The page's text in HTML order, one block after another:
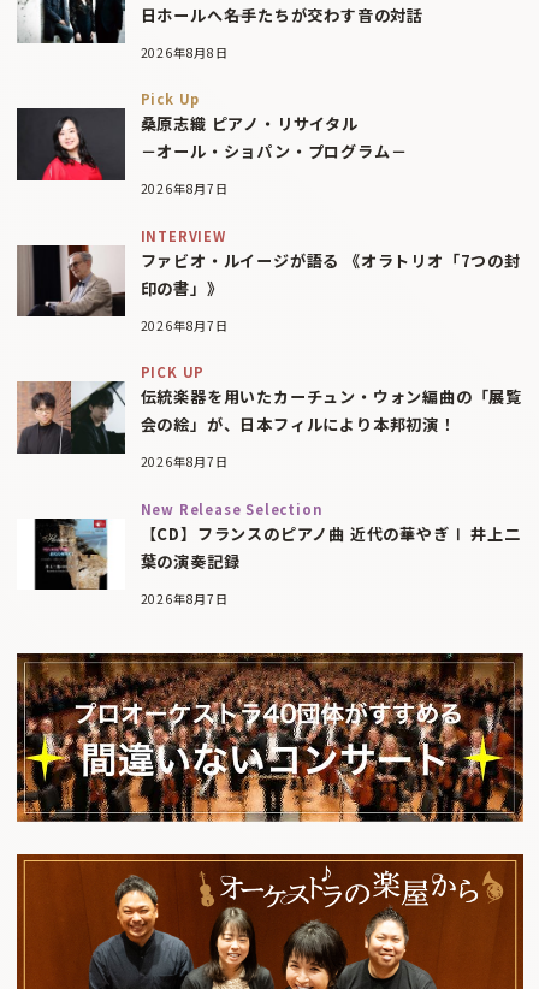
日ホールへ――名手たちが交わす音の対話
2026年8月8日
Pick Up
桑原志織 ピアノ・リサイタル
－オール・ショパン・プログラム－
2026年8月7日
INTERVIEW
ファビオ・ルイージが語る 《オラトリオ「7つの封
印の書」》
2026年8月7日
PICK UP
伝統楽器を用いたカーチュン・ウォン編曲の「展覧
会の絵」が、日本フィルにより本邦初演！
2026年8月7日
New Release Selection
【CD】フランスのピアノ曲 近代の華やぎⅠ 井上二
葉の演奏記録
2026年8月7日